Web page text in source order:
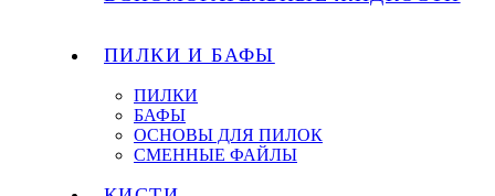
ПИЛКИ И БАФЫ
ПИЛКИ
БАФЫ
ОСНОВЫ ДЛЯ ПИЛОК
СМЕННЫЕ ФАЙЛЫ